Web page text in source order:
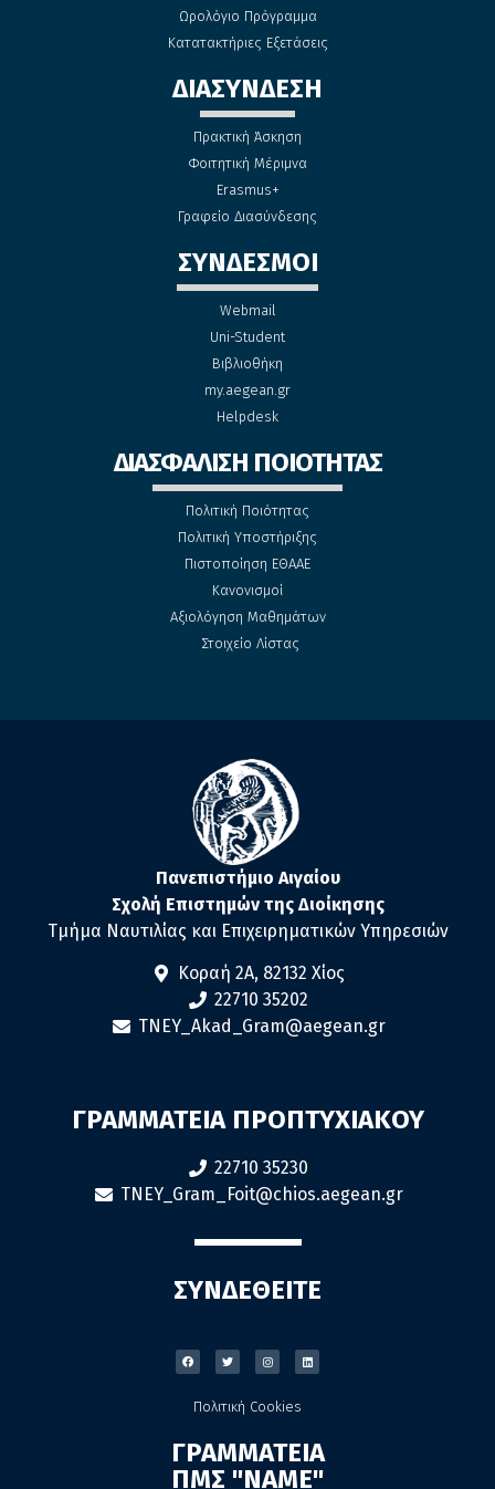
Ωρολόγιο Πρόγραμμα
Κατατακτήριες Εξετάσεις
ΔΙΑΣΥΝΔΕΣΗ
Πρακτική Άσκηση
Φοιτητική Μέριμνα
Erasmus+
Γραφείο Διασύνδεσης
ΣΥΝΔΕΣΜΟΙ
Webmail
Uni-Student
Βιβλιοθήκη
my.aegean.gr
Helpdesk
ΔΙΑΣΦΑΛΙΣΗ ΠΟΙΟΤΗΤΑΣ
Πολιτική Ποιότητας
Πολιτική Υποστήριξης
Πιστοποίηση ΕΘΑΑΕ
Κανονισμοί
Αξιολόγηση Μαθημάτων
Στοιχείο Λίστας
Πανεπιστήμιο Αιγαίου
Σχολή Επιστημών της Διοίκησης
Τμήμα Ναυτιλίας και Επιχειρηματικών Υπηρεσιών
Κοραή 2Α, 82132 Χίος
22710 35202
TNEY_Akad_Gram@aegean.gr
ΓΡΑΜΜΑΤΕΙΑ ΠΡΟΠΤΥΧΙΑΚΟΥ
22710 35230
TNEY_Gram_Foit@chios.aegean.gr
ΣΥΝΔΕΘΕΙΤΕ
Πολιτική Cookies
ΓΡΑΜΜΑΤΕΙΑ
ΠΜΣ "ΝΑΜΕ"